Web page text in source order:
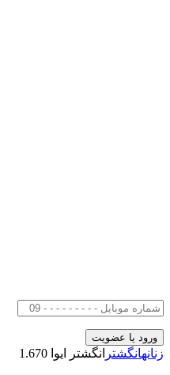
زنانهانگشتر انگشتر ایوا 1.670